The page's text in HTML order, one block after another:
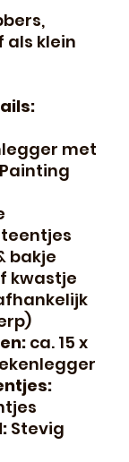
als klein
met
bakje
kwastje
ca. 15 x
Stevig